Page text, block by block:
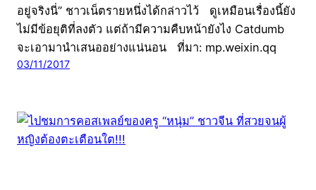
อยู่จริงนี่” ชาวเน็ตรายหนึ่งได้กล่าวไว้ ดูเหมือนเรื่องนี้ยัง
ไม่มีข้อยุติที่ลงตัว แต่ถ้ามีความคืบหน้ายังไง Catdumb
จะเอามานำเสนออย่างแน่นอน ที่มา: mp.weixin.qq
03/11/2017